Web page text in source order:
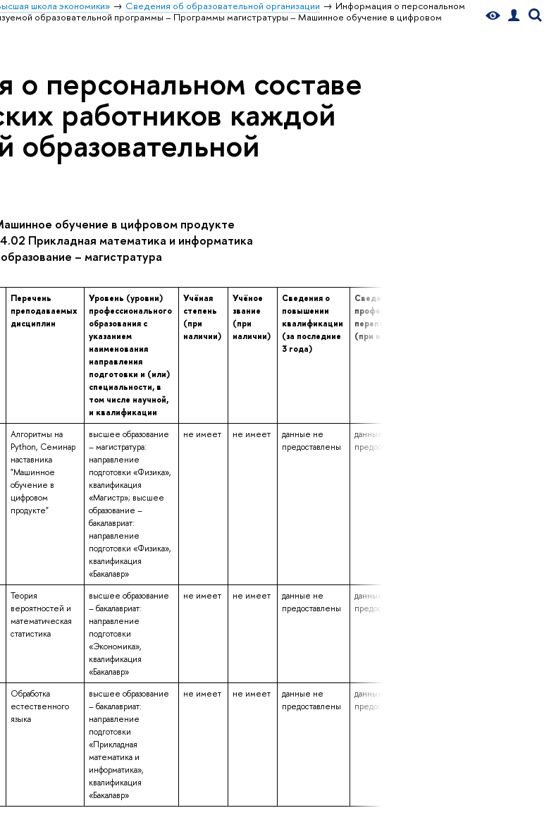
школа экономики» Сведения об образовательной организации
Информация о персональном
образовательной программы – Программы магистратуры – Машинное обучение в цифровом
персональном составе
работников каждой
образовательной
обучение в цифровом продукте
Прикладная математика и информатика
– магистратура
Перечень
преподаваемых
дисциплин
Уровень (уровни)
профессионального
образования с
указанием
наименования
направления
подготовки и (или)
специальности, в
том числе научной,
и квалификации
Учёная
степень
(при
наличии)
Учёное
звание
(при
наличии)
Сведения о
повышении
квалификации
(за последние
3 года)
Сведения о
профессиональной
переподготовке
(при наличии)
Алгоритмы на
Python, Семинар
наставника
"Машинное
обучение в
цифровом
продукте"
высшее образование
– магистратура:
направление
подготовки «Физика»,
квалификация
«Магистр»; высшее
образование –
бакалавриат:
направление
подготовки «Физика»,
квалификация
«Бакалавр»
не имеет не имеет
данные не
предоставлены
данные не
предоставлены
Теория
вероятностей и
математическая
статистика
высшее образование
– бакалавриат:
направление
подготовки
«Экономика»,
квалификация
«Бакалавр»
не имеет не имеет
данные не
предоставлены
данные не
предоставлены
Обработка
естественного
языка
высшее образование
– бакалавриат:
направление
подготовки
«Прикладная
математика и
информатика»,
квалификация
«Бакалавр»
не имеет не имеет
данные не
предоставлены
данные не
предоставлены